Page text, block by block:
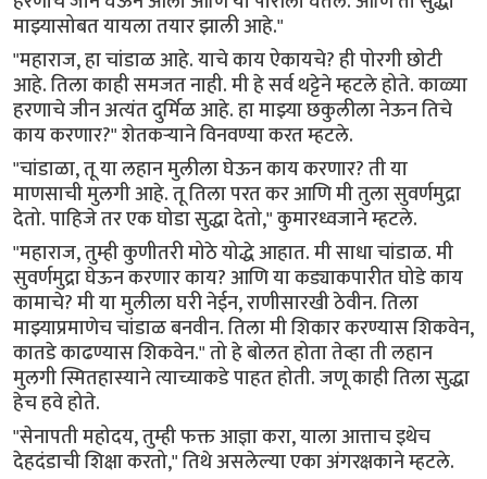
माझ्यासोबत यायला तयार झाली आहे."
"महाराज, हा चांडाळ आहे. याचे काय ऐकायचे? ही पोरगी छोटी
आहे. तिला काही समजत नाही. मी हे सर्व थट्टेने म्हटले होते. काळ्या
हरणाचे जीन अत्यंत दुर्मिळ आहे. हा माझ्या छकुलीला नेऊन तिचे
काय करणार?" शेतकऱ्याने विनवण्या करत म्हटले.
"चांडाळा, तू या लहान मुलीला घेऊन काय करणार? ती या
माणसाची मुलगी आहे. तू तिला परत कर आणि मी तुला सुवर्णमुद्रा
देतो. पाहिजे तर एक घोडा सुद्धा देतो," कुमारध्वजाने म्हटले.
"महाराज, तुम्ही कुणीतरी मोठे योद्धे आहात. मी साधा चांडाळ. मी
सुवर्णमुद्रा घेऊन करणार काय? आणि या कड्याकपारीत घोडे काय
कामाचे? मी या मुलीला घरी नेईन, राणीसारखी ठेवीन. तिला
माझ्याप्रमाणेच चांडाळ बनवीन. तिला मी शिकार करण्यास शिकवेन,
कातडे काढण्यास शिकवेन." तो हे बोलत होता तेव्हा ती लहान
मुलगी स्मितहास्याने त्याच्याकडे पाहत होती. जणू काही तिला सुद्धा
हेच हवे होते.
"सेनापती महोदय, तुम्ही फक्त आज्ञा करा, याला आत्ताच इथेच
देहदंडाची शिक्षा करतो," तिथे असलेल्या एका अंगरक्षकाने म्हटले.